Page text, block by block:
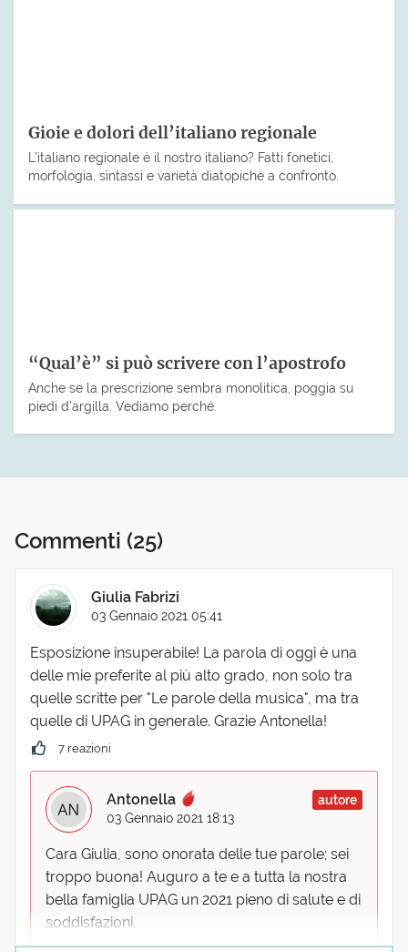
Gioie e dolori dell’italiano regionale
L’italiano regionale è il nostro italiano? Fatti fonetici,
morfologia, sintassi e varietà diatopiche a confronto.
“Qual’è” si può scrivere con l’apostrofo
Anche se la prescrizione sembra monolitica, poggia su
piedi d’argilla. Vediamo perché.
Commenti (25)
Giulia Fabrizi
03 Gennaio 2021 05:41
Esposizione insuperabile! La parola di oggi è una
delle mie preferite al più alto grado, non solo tra
quelle scritte per "Le parole della musica", ma tra
quelle di UPAG in generale. Grazie Antonella!
7 reazioni
Antonella
autore
03 Gennaio 2021 18:13
Cara Giulia, sono onorata delle tue parole; sei
troppo buona! Auguro a te e a tutta la nostra
bella famiglia UPAG un 2021 pieno di salute e di
soddisfazioni.